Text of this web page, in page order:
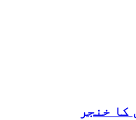
کا خنجر